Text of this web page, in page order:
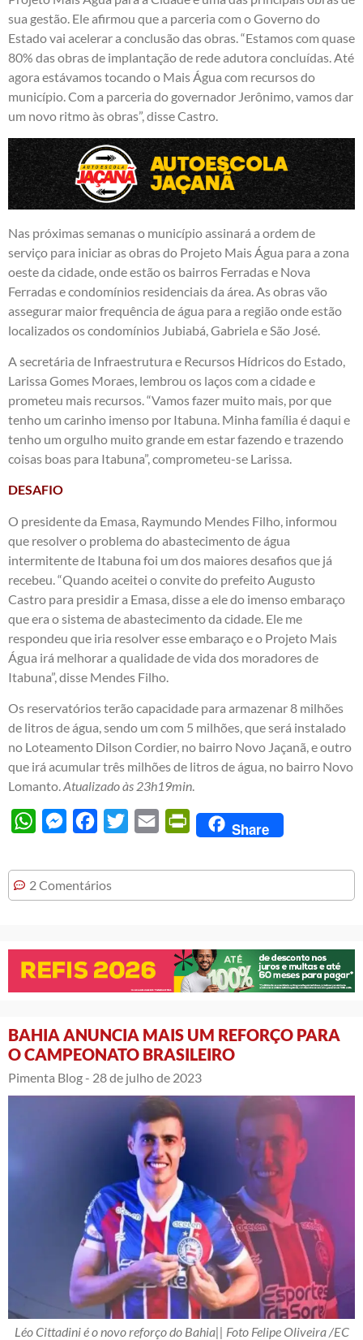
sua gestão. Ele afirmou que a parceria com o Governo do
Estado vai acelerar a conclusão das obras. “Estamos com quase
80% das obras de implantação de rede adutora concluídas. Até
agora estávamos tocando o Mais Água com recursos do
município. Com a parceria do governador Jerônimo, vamos dar
um novo ritmo às obras”, disse Castro.
Nas próximas semanas o município assinará a ordem de
serviço para iniciar as obras do Projeto Mais Água para a zona
oeste da cidade, onde estão os bairros Ferradas e Nova
Ferradas e condomínios residenciais da área. As obras vão
assegurar maior frequência de água para a região onde estão
localizados os condomínios Jubiabá, Gabriela e São José.
A secretária de Infraestrutura e Recursos Hídricos do Estado,
Larissa Gomes Moraes, lembrou os laços com a cidade e
prometeu mais recursos. “Vamos fazer muito mais, por que
tenho um carinho imenso por Itabuna. Minha família é daqui e
tenho um orgulho muito grande em estar fazendo e trazendo
coisas boas para Itabuna”, comprometeu-se Larissa.
DESAFIO
O presidente da Emasa, Raymundo Mendes Filho, informou
que resolver o problema do abastecimento de água
intermitente de Itabuna foi um dos maiores desafios que já
recebeu. “Quando aceitei o convite do prefeito Augusto
Castro para presidir a Emasa, disse a ele do imenso embaraço
que era o sistema de abastecimento da cidade. Ele me
respondeu que iria resolver esse embaraço e o Projeto Mais
Água irá melhorar a qualidade de vida dos moradores de
Itabuna”, disse Mendes Filho.
Os reservatórios terão capacidade para armazenar 8 milhões
de litros de água, sendo um com 5 milhões, que será instalado
no Loteamento Dilson Cordier, no bairro Novo Jaçanã, e outro
que irá acumular três milhões de litros de água, no bairro Novo
Lomanto.Atualizado às 23h19min.
WhatsAppMessengerFacebook
Twitter Email PrintFriendly
Share
2 Comentários
BAHIA ANUNCIA MAIS UM REFORÇO PARA
O CAMPEONATO BRASILEIRO
Pimenta Blog - 28 de julho de 2023
Léo Cittadini é o novo reforço do Bahia|| Foto Felipe Oliveira /EC